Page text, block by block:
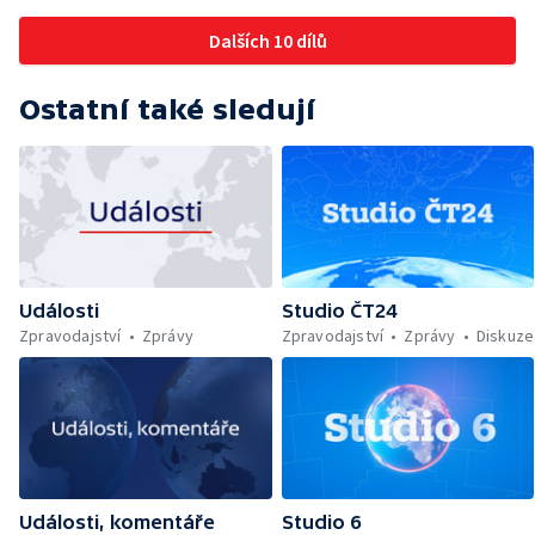
Dalších 10 dílů
Ostatní také sledují
Události
Zpravodajství
Zprávy
Studio ČT24
Zpravodajství
Zprávy Diskuze
Události, komentáře
Studio 6